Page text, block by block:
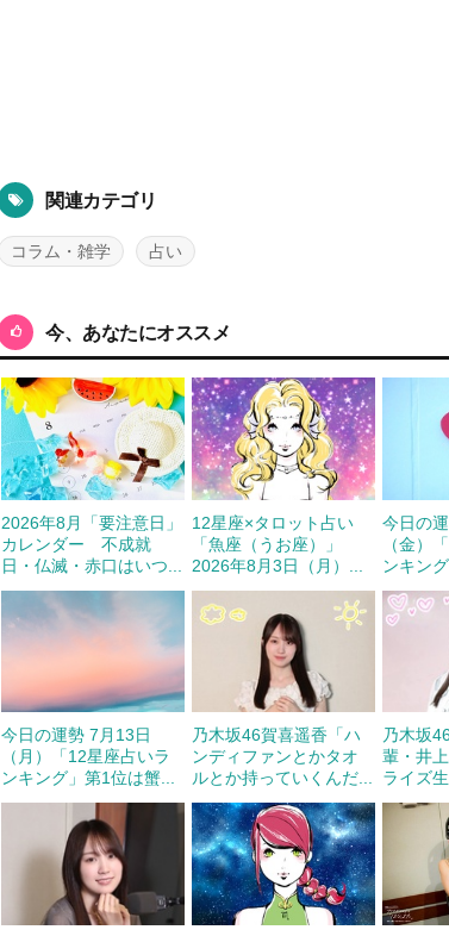
関連カテゴリ
コラム・雑学 占い
今、あなたにオススメ
2026年8月「要注意日」
カレンダー 不成就
日・仏滅・赤口はいつ...
12星座×タロット占い
「魚座（うお座）」
2026年8月3日（月）...
今日の
（金）
ンキン
今日の運勢 7月13日
（月）「12星座占いラ
ンキング」第1位は蟹...
乃木坂46賀喜遥香「ハ
ンディファンとかタオ
ルとか持っていくんだ...
乃木坂
輩・井
ライズ